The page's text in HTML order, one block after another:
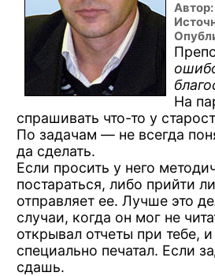
Автор:
На
спрашивать что-то у
По задачам — не всегда
да сделать.
Если просить у него
постараться, либо прийти
отправляет ее. Лучше это
случаи, когда он мог не
открывал отчеты при тебе,
специально печатал. Если
сдашь.